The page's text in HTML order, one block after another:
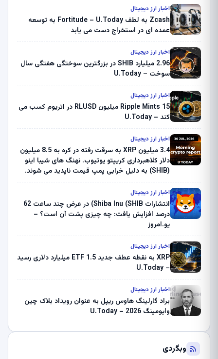
اخبار ارز دیجیتال
Zcash به لطف Fortitude – U.Today به توسعه
عمده ای در استخراج دست می یابد
اخبار ارز دیجیتال
2.96 میلیارد SHIB در بزرگترین سوختگی هفتگی سال
سوخت – U.Today
اخبار ارز دیجیتال
Ripple Mints 15 میلیون RLUSD در اتریوم کسب می
کند – U.Today
اخبار ارز دیجیتال
3.4 میلیون XRP به سرقت رفته در کره به 8.5 میلیون
دلار کلاهبرداری کریپتو یوتیوب. نهنگ های شیبا اینو
(SHIB) به دلیل خرابی پمپ قیمت ناپدید می شوند.
ثبت کرد – گزارش کریپتو صبح – U.Today
اخبار ارز دیجیتال
انتشارات Shiba Inu (SHIB) در عرض چند ساعت 62
درصد افزایش یافت: چه چیزی پشت آن است؟ –
یو.امروز
اخبار ارز دیجیتال
XRP به نقطه عطف جدید ETF 1.5 میلیارد دلاری رسید
– U.Today
اخبار ارز دیجیتال
براد گارلینگ هاوس ریپل به عنوان رویداد بلاک چین
وایومینگ 2026 – U.Today
وبگردی